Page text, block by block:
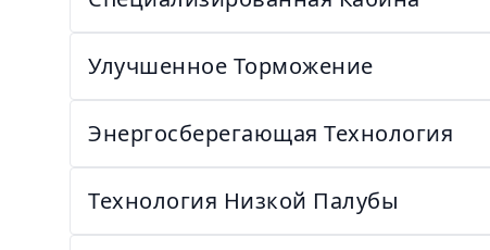
Улучшенное Торможение
Энергосберегающая Технология
Технология Низкой Палубы